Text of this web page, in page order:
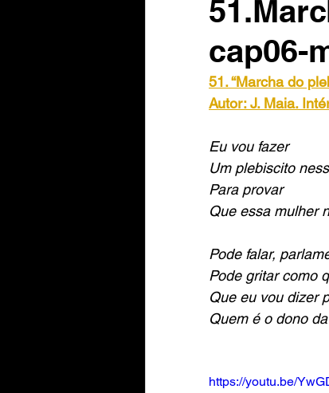
cap06-
51. “Marcha do
Autor: J. Maia.
Eu vou fazer
Um plebiscito
Para provar
Que essa mulher
Pode falar,
Pode gritar como
Que eu vou dizer
Quem é o dono
https://youtu.be/